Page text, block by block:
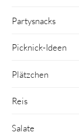
Partysnacks
Picknick-Ideen
Plätzchen
Reis
Salate